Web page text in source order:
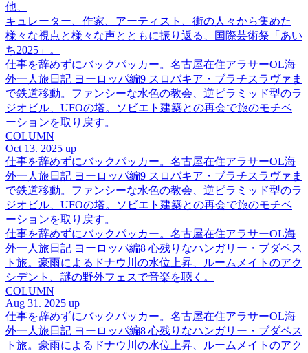
他、
キュレーター、作家、アーティスト、街の人々から集めた
様々な視点と様々な声とともに振り返る、国際芸術祭「あい
ち2025」。
仕事を辞めずにバックパッカー。名古屋在住アラサーOL海
外一人旅日記 ヨーロッパ編9 スロバキア・ブラチスラヴァま
で鉄道移動。ファンシーな水色の教会、逆ピラミッド型のラ
ジオビル、UFOの塔。ソビエト建築との再会で旅のモチベ
ーションを取り戻す。
COLUMN
Oct 13. 2025 up
仕事を辞めずにバックパッカー。名古屋在住アラサーOL海
外一人旅日記 ヨーロッパ編9 スロバキア・ブラチスラヴァま
で鉄道移動。ファンシーな水色の教会、逆ピラミッド型のラ
ジオビル、UFOの塔。ソビエト建築との再会で旅のモチベ
ーションを取り戻す。
仕事を辞めずにバックパッカー。名古屋在住アラサーOL海
外一人旅日記 ヨーロッパ編8 心残りなハンガリー・ブダペス
ト旅。豪雨によるドナウ川の水位上昇、ルームメイトのアク
シデント、謎の野外フェスで音楽を聴く。
COLUMN
Aug 31. 2025 up
仕事を辞めずにバックパッカー。名古屋在住アラサーOL海
外一人旅日記 ヨーロッパ編8 心残りなハンガリー・ブダペス
ト旅。豪雨によるドナウ川の水位上昇、ルームメイトのアク